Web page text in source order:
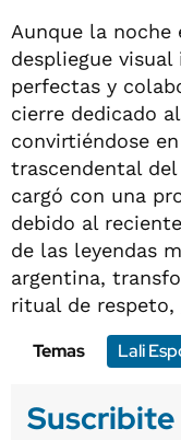
Aunque la noche
despliegue
perfectas y
cierre dedicado
convirtiéndose
trascendental
cargó con una
debido al
de las leyendas
argentina,
ritual de
Temas
Lali